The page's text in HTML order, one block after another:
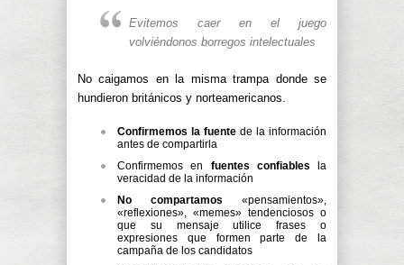
Evitemos caer en el juego
volviéndonos borregos intelectuales
No caigamos en la misma trampa donde se
hundieron británicos y norteamericanos.
Confirmemos la fuente de la información
antes de compartirla
Confirmemos en fuentes confiables la
veracidad de la información
No compartamos «pensamientos»,
«reflexiones», «memes» tendenciosos o
que su mensaje utilice frases o
expresiones que formen parte de la
campaña de los candidatos